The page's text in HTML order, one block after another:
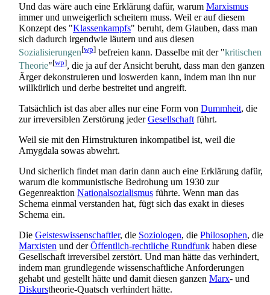
Und das wäre auch eine Erklärung dafür, warum Marxismus
immer und unweigerlich scheitern muss. Weil er auf diesem
Konzept des "Klassenkampfs" beruht, dem Glauben, dass man
sich dadurch irgendwie läutern und aus diesen
Sozialisierungen[wp] befreien kann. Dasselbe mit der "kritischen
Theorie"[wp], die ja auf der Ansicht beruht, dass man den ganzen
Ärger dekonstruieren und loswerden kann, indem man ihn nur
willkürlich und derbe bestreitet und angreift.
Tatsächlich ist das aber alles nur eine Form von Dummheit, die
zur irreversiblen Zerstörung jederGesellschaft führt.
Weil sie mit den Hirnstrukturen inkompatibel ist, weil die
Amygdala sowas abwehrt.
Und sicherlich findet man darin dann auch eine Erklärung dafür,
warum die kommunistische Bedrohung um 1930 zur
Gegenreaktion Nationalsozialismus führte. Wenn man das
Schema einmal verstanden hat, fügt sich das exakt in dieses
Schema ein.
Die Geisteswissenschaftler, die Soziologen, die Philosophen, die
Marxisten und derÖffentlich-rechtliche Rundfunk haben diese
Gesellschaft irreversibel zerstört. Und man hätte das verhindert,
indem man grundlegende wissenschaftliche Anforderungen
gehabt und gestellt hätte und damit diesen ganzen Marx- und
Diskurs­theorie-Quatsch verhindert hätte.